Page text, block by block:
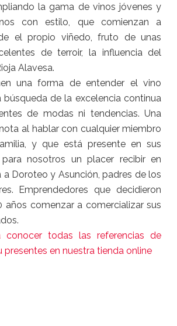
la gama de vinos jóvenes y
con estilo, que comienzan a
el propio viñedo, fruto de unas
de terroir, la influencia del
Alavesa.
una forma de entender el vino
de la excelencia continua
de modas ni tendencias. Una
al hablar con cualquier miembro
y que está presente en sus
nosotros un placer recibir en
a Doroteo y Asunción, padres de los
Emprendedores que decidieron
años comenzar a comercializar sus
conocer todas las referencias de
presentes en nuestra tienda online